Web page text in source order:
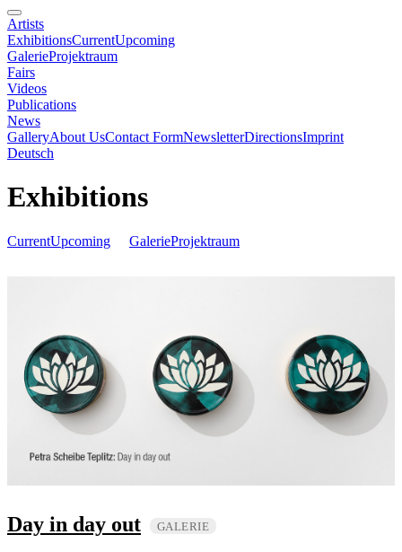
Artists
ExhibitionsCurrentUpcoming
GalerieProjektraum
Fairs
Videos
Publications
News
GalleryAbout UsContact FormNewsletterDirectionsImprint
Deutsch
Exhibitions
CurrentUpcoming GalerieProjektraum
Day in day out GALERIE